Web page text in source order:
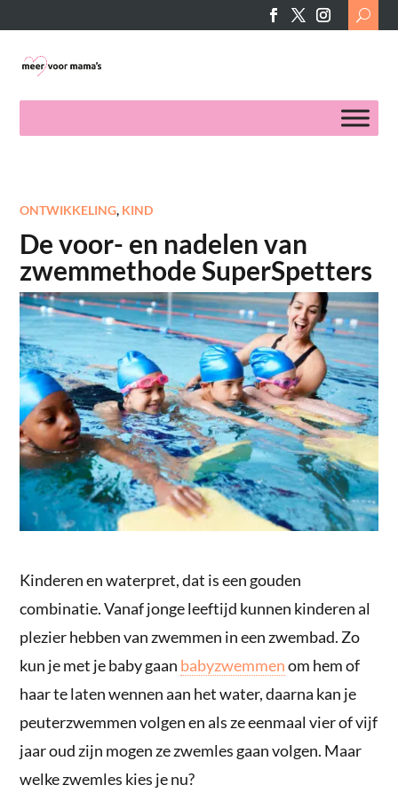
Search
for:
ONTWIKKELING, KIND
De voor- en nadelen van
zwemmethode SuperSpetters
Kinderen en waterpret, dat is een gouden
combinatie. Vanaf jonge leeftijd kunnen kinderen al
plezier hebben van zwemmen in een zwembad. Zo
kun je met je baby gaan babyzwemmenom hem of
haar te laten wennen aan het water, daarna kan je
peuterzwemmen volgen en als ze eenmaal vier of vijf
jaar oud zijn mogen ze zwemles gaan volgen. Maar
welke zwemles kies je nu?